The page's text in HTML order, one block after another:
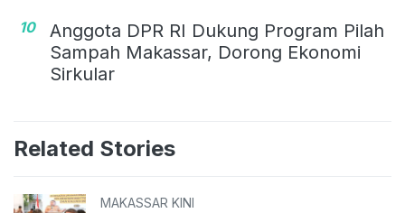
10
Anggota DPR RI Dukung Program Pilah
Sampah Makassar, Dorong Ekonomi
Sirkular
Related Stories
MAKASSAR KINI